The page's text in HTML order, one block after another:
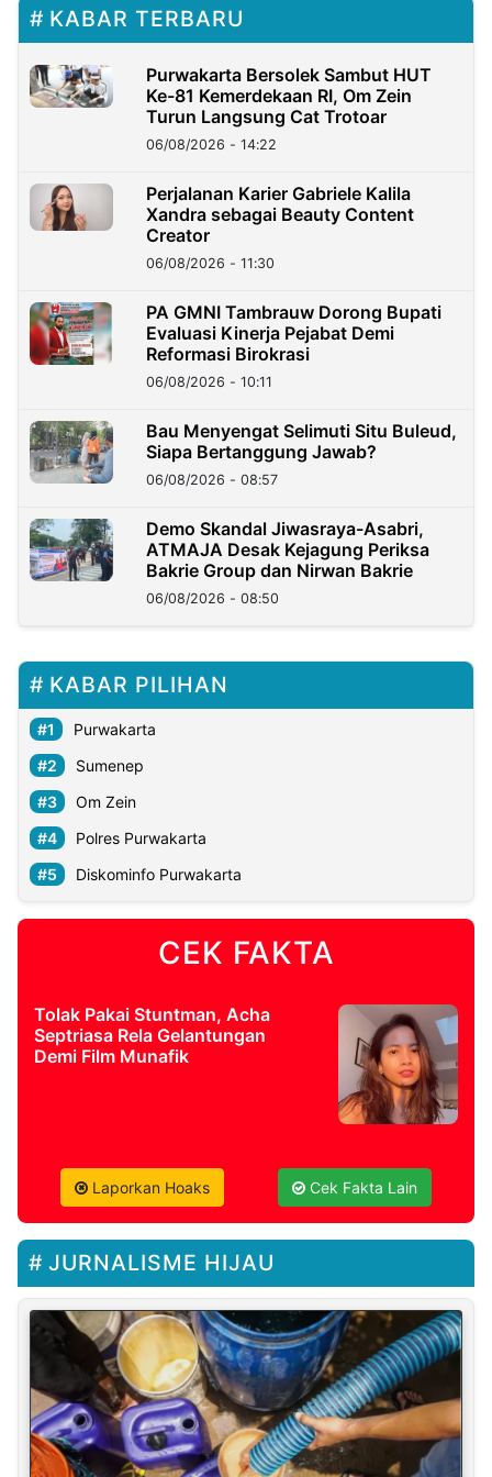
KABAR TERBARU
Purwakarta Bersolek Sambut HUT
Ke-81 Kemerdekaan RI, Om Zein
Turun Langsung Cat Trotoar
06/08/2026 - 14:22
Perjalanan Karier Gabriele Kalila
Xandra sebagai Beauty Content
Creator
06/08/2026 - 11:30
PA GMNI Tambrauw Dorong Bupati
Evaluasi Kinerja Pejabat Demi
Reformasi Birokrasi
06/08/2026 - 10:11
Bau Menyengat Selimuti Situ Buleud,
Siapa Bertanggung Jawab?
06/08/2026 - 08:57
Demo Skandal Jiwasraya-Asabri,
ATMAJA Desak Kejagung Periksa
Bakrie Group dan Nirwan Bakrie
06/08/2026 - 08:50
KABAR PILIHAN
Purwakarta
Sumenep
Om Zein
Polres Purwakarta
Diskominfo Purwakarta
CEK FAKTA
Tolak Pakai Stuntman, Acha
Septriasa Rela Gelantungan
Demi Film Munafik
Laporkan Hoaks Cek Fakta Lain
JURNALISME HIJAU